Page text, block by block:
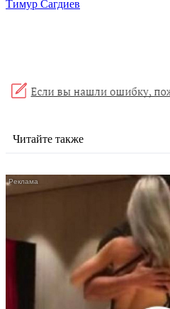
Тимур Сагдиев
Читайте также